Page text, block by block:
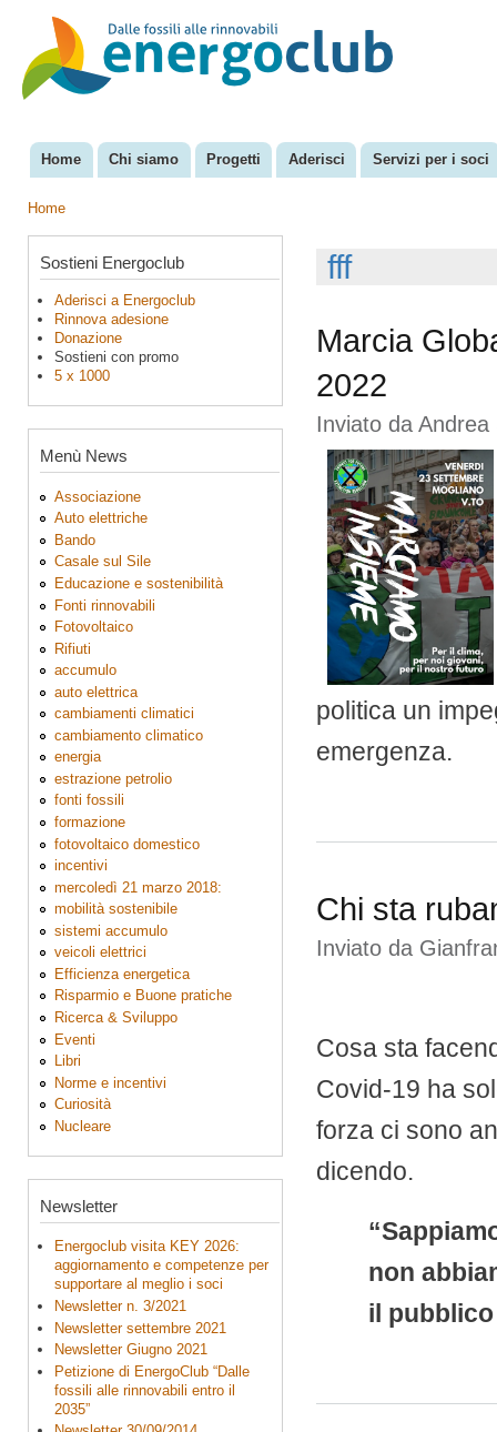
EnergoClub
per la
riconversione
del sistema
Menu principale
Home Chi siamo Progetti Aderisci Servizi per i soci
Home
Sostieni Energoclub
Aderisci a Energoclub
Rinnova adesione
Donazione
Sostieni con promo
5 x 1000
Menù News
Associazione
Auto elettriche
Bando
Casale sul Sile
Educazione e sostenibilità
Fonti rinnovabili
Fotovoltaico
Rifiuti
accumulo
auto elettrica
cambiamenti climatici
cambiamento climatico
energia
estrazione petrolio
fonti fossili
formazione
fotovoltaico domestico
incentivi
mercoledì 21 marzo 2018:
mobilità sostenibile
sistemi accumulo
veicoli elettrici
Efficienza energetica
Risparmio e Buone pratiche
Ricerca & Sviluppo
Eventi
Libri
Norme e incentivi
Curiosità
Nucleare
Newsletter
Energoclub visita KEY 2026:
aggiornamento e competenze per
supportare al meglio i soci
Newsletter n. 3/2021
Newsletter settembre 2021
Newsletter Giugno 2021
Petizione di EnergoClub “Dalle
fossili alle rinnovabili entro il
2035”
fff
Marcia
2022
Inviato da Andrea
politica un
emergenza.
Chi sta
Inviato da
Cosa sta
Covid-19 ha
forza ci sono
dicendo.
non
il